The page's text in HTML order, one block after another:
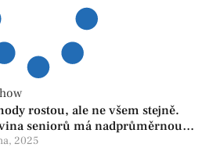
rostou, ale ne všem stejně.
seniorů má nadprůměrnou
tisíce však žijí pod hranicí
2025